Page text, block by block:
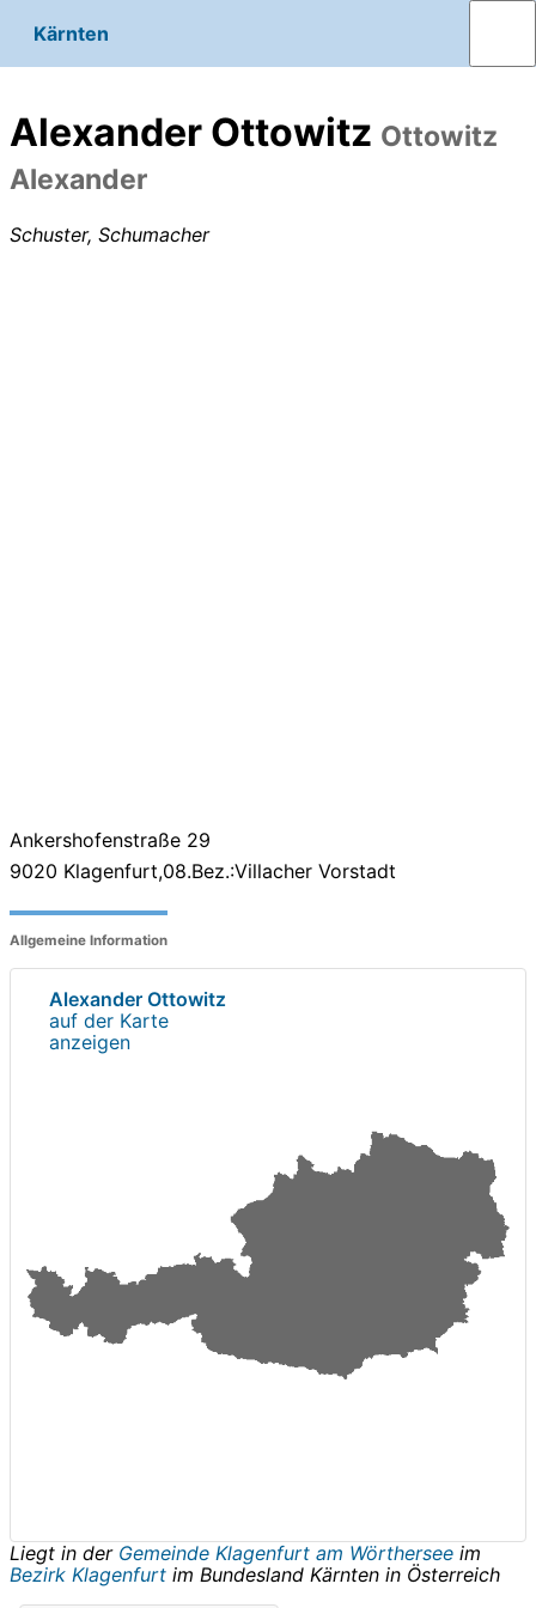
Kärnten
Alexander Ottowitz Ottowitz
Alexander
Schuster, Schumacher
Ankershofenstraße 29
9020 Klagenfurt,08.Bez.:Villacher Vorstadt
Allgemeine Information
Alexander Ottowitz
auf der Karte
anzeigen
Liegt in der Gemeinde Klagenfurt am Wörthersee im
Bezirk Klagenfurt im Bundesland Kärnten in Österreich